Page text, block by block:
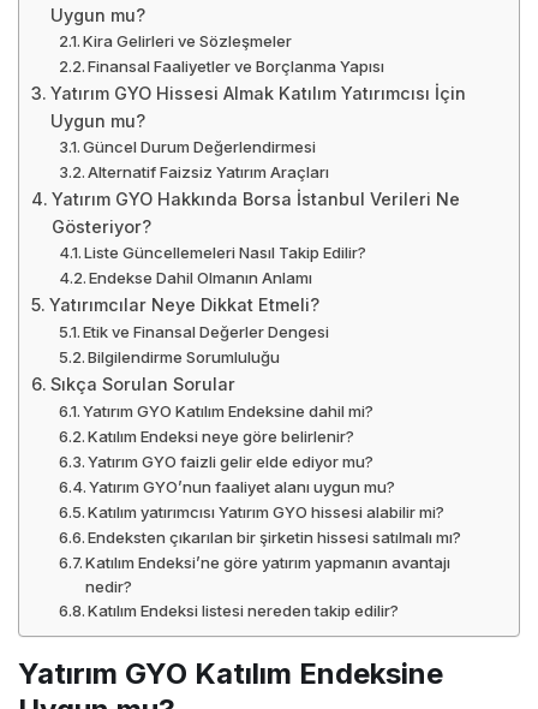
Uygun mu?
Kira Gelirleri ve Sözleşmeler
Finansal Faaliyetler ve Borçlanma Yapısı
Yatırım GYO Hissesi Almak Katılım Yatırımcısı İçin
Uygun mu?
Güncel Durum Değerlendirmesi
Alternatif Faizsiz Yatırım Araçları
Yatırım GYO Hakkında Borsa İstanbul Verileri Ne
Gösteriyor?
Liste Güncellemeleri Nasıl Takip Edilir?
Endekse Dahil Olmanın Anlamı
Yatırımcılar Neye Dikkat Etmeli?
Etik ve Finansal Değerler Dengesi
Bilgilendirme Sorumluluğu
Sıkça Sorulan Sorular
Yatırım GYO Katılım Endeksine dahil mi?
Katılım Endeksi neye göre belirlenir?
Yatırım GYO faizli gelir elde ediyor mu?
Yatırım GYO’nun faaliyet alanı uygun mu?
Katılım yatırımcısı Yatırım GYO hissesi alabilir mi?
Endeksten çıkarılan bir şirketin hissesi satılmalı mı?
Katılım Endeksi’ne göre yatırım yapmanın avantajı
nedir?
Katılım Endeksi listesi nereden takip edilir?
Yatırım GYO Katılım Endeksine